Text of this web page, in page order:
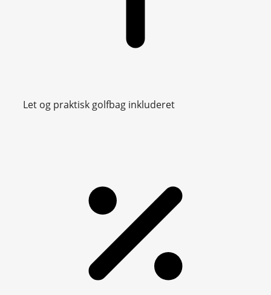
Let og praktisk golfbag inkluderet